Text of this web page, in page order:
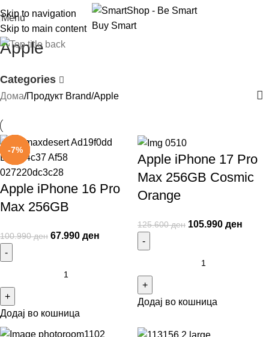
Skip to navigation
Skip to main content
Menu
Apple
Categories
Дома Продукт Brand Apple
-33%
Apple iPhone 16 Pro
Max 256GB
100.990ден 67.990 ден
Додај во кошница
-16%
Apple iPhone 17 Pro
Max 256GB Cosmic
Orange
125.600ден 105.990 ден
Додај во кошница
-10%
-33%
-16%
-29%
-9%
-7%